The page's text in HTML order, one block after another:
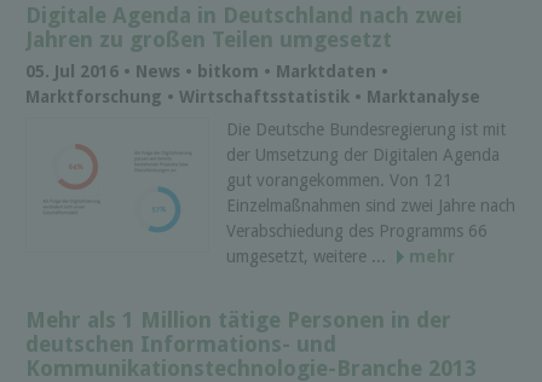
Digitale Agenda in Deutschland nach zwei
Jahren zu großen Teilen umgesetzt
05. Jul 2016 • News • bitkom • Marktdaten •
Marktforschung • Wirtschaftsstatistik • Marktanalyse
Die Deutsche Bundesregierung ist mit
der Umsetzung der Digitalen Agenda
gut vorangekommen. Von 121
Einzelmaßnahmen sind zwei Jahre nach
Verabschiedung des Programms 66
umgesetzt, weitere ...
mehr
Mehr als 1 Million tätige Personen in der
deutschen Infor­mations- und
Kommunikations­technologie-Branche 2013